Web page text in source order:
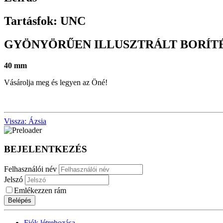
Tartásfok: UNC
GYÖNYÖRŰEN ILLUSZTRÁLT
40 mm
Vásárolja meg és legyen az Öné!
Vissza: Ázsia
BEJELENTKEZÉS
Felhasználói név
Jelszó
Emlékezzen rám
Belépés